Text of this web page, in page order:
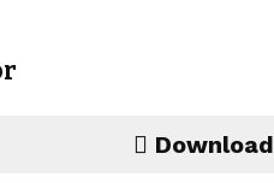
Download